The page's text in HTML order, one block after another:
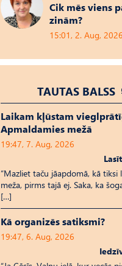
Cik mēs viens
zinām?
15:01, 2. Aug, 2026
TAUTAS BALSS
Laikam kļūstam
Apmaldamies mežā
19:47, 7. Aug, 2026
“Mazliet taču jāapdomā, kā tiksi
meža, pirms tajā ej. Saka, ka
[…]
Kā organizēs satiksmi?
19:47, 6. Aug, 2026